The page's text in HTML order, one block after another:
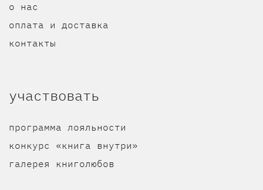
о нас
оплата и доставка
контакты
участвовать
программа лояльности
конкурс «книга внутри»
галерея книголюбов